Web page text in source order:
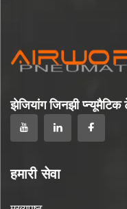
झेजियांग जिनझी
हमारी सेवा